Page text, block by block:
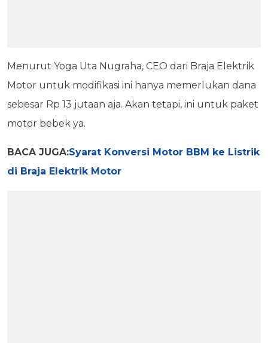
Menurut Yoga Uta Nugraha, CEO dari Braja Elektrik
Motor untuk modifikasi ini hanya memerlukan dana
sebesar Rp 13 jutaan aja. Akan tetapi, ini untuk paket
motor bebek ya.
BACA JUGA:Syarat Konversi Motor BBM ke Listrik
di Braja Elektrik Motor